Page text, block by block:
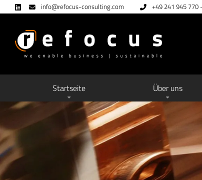
info@refocus-consulting.com +49 241 945 770
Startseite Über uns